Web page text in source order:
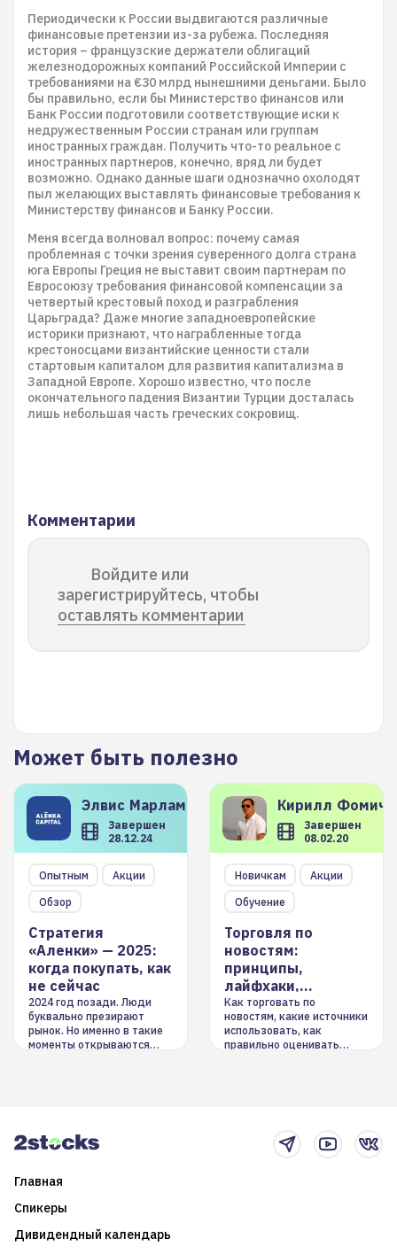
Периодически к России выдвигаются различные
финансовые претензии из-за рубежа. Последняя
история – французские держатели облигаций
железнодорожных компаний Российской Империи с
требованиями на €30 млрд нынешними деньгами. Было
бы правильно, если бы Министерство финансов или
Банк России подготовили соответствующие иски к
недружественным России странам или группам
иностранных граждан. Получить что-то реальное с
иностранных партнеров, конечно, вряд ли будет
возможно. Однако данные шаги однозначно охолодят
пыл желающих выставлять финансовые требования к
Министерству финансов и Банку России.
Меня всегда волновал вопрос: почему самая
проблемная с точки зрения суверенного долга страна
юга Европы Греция не выставит своим партнерам по
Евросоюзу требования финансовой компенсации за
четвертый крестовый поход и разграбления
Царьграда? Даже многие западноевропейские
историки признают, что награбленные тогда
крестоносцами византийские ценности стали
стартовым капиталом для развития капитализма в
Западной Европе. Хорошо известно, что после
окончательного падения Византии Турции досталась
лишь небольшая часть греческих сокровищ.
Комментарии
Войдите или
зарегистрируйтесь, чтобы
оставлять комментарии
Может быть полезно
Элвис Марламов
Завершен
28.12.24
Опытным
Акции
Обзор
Стратегия
«Аленки» — 2025:
когда покупать, как
не сейчас
2024 год позади. Люди
буквально презирают
рынок. Но именно в такие
моменты открываются
Кирилл
Завершен
08.02.20
Новичкам
Акции
Обучение
Торговля по
новостям:
принципы,
лайфхаки,
инструменты
Как торговать по
новостям, какие источники
использовать, как
правильно оценивать
Главная
Спикеры
Дивидендный календарь